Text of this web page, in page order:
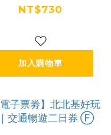
遊五日券 Ⓕ
NT$730
加入購物車